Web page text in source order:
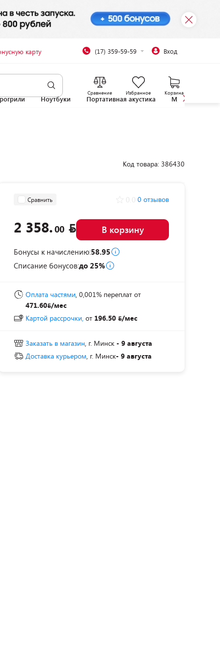
карту (17) 359-59-59 Вход
Сравнение Избранное Корзина
Ноутбуки Портативная акустика
Код товара: 386430
Сравнить 0 отзывов
2 358.00 В корзину
Бонусы к начислению:58.95
Списание бонусов:до 25%
Оплата частями, 0,001% переплат от
471.60 /мес
Картой рассрочки, от 196.50 /мес
Заказать в магазин, г. Минск - 9 августа
Доставка курьером, г. Минск- 9 августа